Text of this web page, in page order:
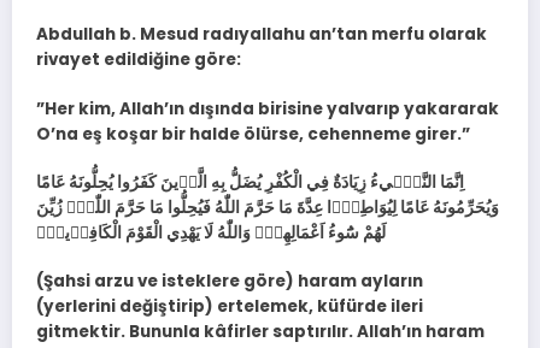
Abdullah b. Mesud radıyallahu an’tan merfu olarak
rivayet edildiğine göre:
”Her kim, Allah’ın dışında birisine yalvarıp yakararak
O’na eş koşar bir halde ölürse, cehenneme girer.”
اِنَّمَا النَّس۪ٓيءُ زِيَادَةٌ فِي الْكُفْرِ يُضَلُّ بِهِ الَّذ۪ينَ كَفَرُوا يُحِلُّونَهُ عَامًا
وَيُحَرِّمُونَهُ عَامًا لِيُوَاطِؤُ۫ا عِدَّةَ مَا حَرَّمَ اللّٰهُ فَيُحِلُّوا مَا حَرَّمَ اللّٰهُۜ زُيِّنَ
لَهُمْ سُٓوءُ اَعْمَالِهِمْۜ وَاللّٰهُ لَا يَهْدِي الْقَوْمَ الْكَافِر۪ينَ۟
(Şahsi arzu ve isteklere göre) haram ayların
(yerlerini değiştirip) ertelemek, küfürde ileri
gitmektir. Bununla kâfirler saptırılır. Allah’ın haram